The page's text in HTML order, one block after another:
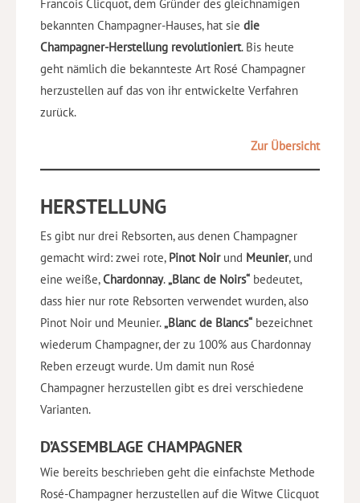
Francois Clicquot, dem Gründer des gleichnamigen
bekannten Champagner-Hauses, hat sie die
Champagner-Herstellung revolutioniert. Bis heute
geht nämlich die bekannteste Art Rosé Champagner
herzustellen auf das von ihr entwickelte Verfahren
zurück.
Zur Übersicht
HERSTELLUNG
Es gibt nur drei Rebsorten, aus denen Champagner
gemacht wird: zwei rote, Pinot Noirund Meunier, und
eine weiße,Chardonnay.„Blanc de Noirs“ bedeutet,
dass hier nur rote Rebsorten verwendet wurden, also
Pinot Noir und Meunier.„Blanc de Blancs“ bezeichnet
wiederum Champagner, der zu 100% aus Chardonnay
Reben erzeugt wurde. Um damit nun Rosé
Champagner herzustellen gibt es drei verschiedene
Varianten.
D’ASSEMBLAGE CHAMPAGNER
Wie bereits beschrieben geht die einfachste Methode
Rosé-Champagner herzustellen auf die Witwe Clicquot